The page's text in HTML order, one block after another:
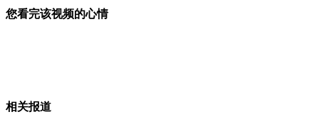
您看完该视频的心情
相关报道